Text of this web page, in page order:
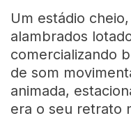
Um estádio
alambrados
comercializando
de som
animada,
era o seu retrato